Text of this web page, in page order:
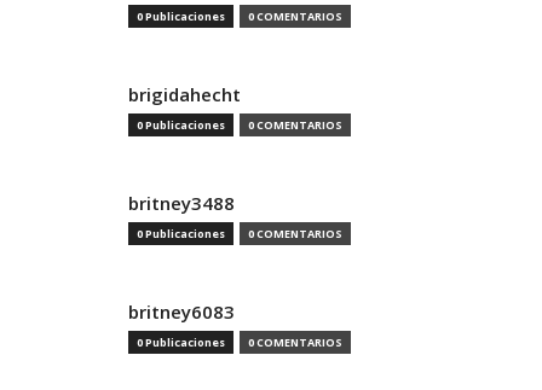
0 Publicaciones 0 COMENTARIOS
brigidahecht
0 Publicaciones 0 COMENTARIOS
britney3488
0 Publicaciones 0 COMENTARIOS
britney6083
0 Publicaciones 0 COMENTARIOS